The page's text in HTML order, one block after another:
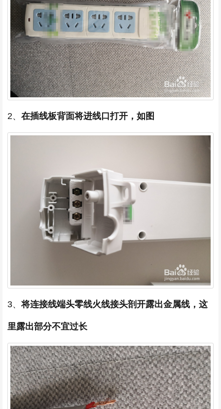
2、 在插线板背面将进线口打开，如图
3、 将连接线端头零线火线接头剖开露出金属线，这
里露出部分不宜过长